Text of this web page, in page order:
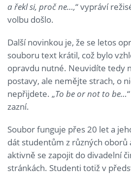
a řekl si, proč ne…,“ vypráví
volbu došlo.
Další novinkou je, že se letos
souboru text krátil, což bylo
opravdu nutné. Neuvidíte tedy
postavy, ale nemějte strach, o
nepřijdete. „To be or not to be…
zazní.
Soubor funguje přes 20 let a
dát studentům z různých
aktivně se zapojit do divadelní
stránkách. Studenti totiž v